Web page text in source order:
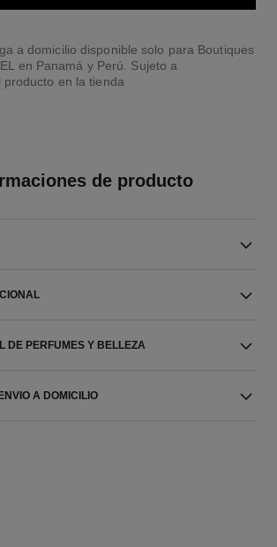
a domicilio disponible solo para Boutiques
en Panamá y Perú. Sujeto a
en la tienda
de producto
DE PERFUMES Y BELLEZA
A DOMICILIO